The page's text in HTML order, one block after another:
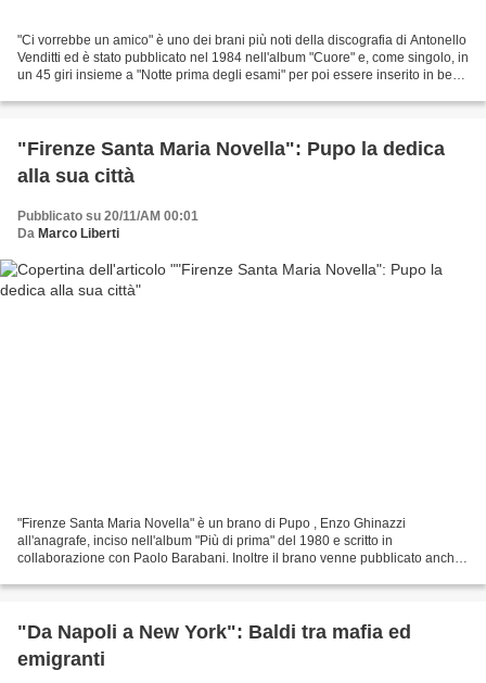
"Ci vorrebbe un amico" è uno dei brani più noti della discografia di Antonello
Venditti ed è stato pubblicato nel 1984 nell'album "Cuore" e, come singolo, in
un 45 giri insieme a "Notte prima degli esami" per poi essere inserito in ben
"Firenze Santa Maria Novella": Pupo la dedica
alla sua città
Pubblicato su 20/11/AM 00:01
Da Marco Liberti
"Firenze Santa Maria Novella" è un brano di Pupo , Enzo Ghinazzi
all'anagrafe, inciso nell'album "Più di prima" del 1980 e scritto in
collaborazione con Paolo Barabani. Inoltre il brano venne pubblicato anche
"Da Napoli a New York": Baldi tra mafia ed
emigranti